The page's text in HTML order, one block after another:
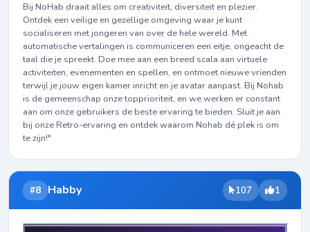
Bij NoHab draait alles om creativiteit, diversiteit en plezier.
Ontdek een veilige en gezellige omgeving waar je kunt
socialiseren met jongeren van over de hele wereld. Met
automatische vertalingen is communiceren een eitje, ongeacht de
taal die je spreekt. Doe mee aan een breed scala aan virtuele
activiteiten, evenementen en spellen, en ontmoet nieuwe vrienden
terwijl je jouw eigen kamer inricht en je avatar aanpast. Bij Nohab
is de gemeenschap onze topprioriteit, en we werken er constant
aan om onze gebruikers de beste ervaring te bieden. Sluit je aan
bij onze Retro-ervaring en ontdek waarom Nohab dé plek is om
te zijn!"
#8 Habby 107 1